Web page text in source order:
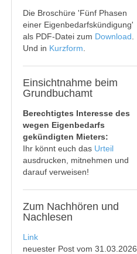
Die Broschüre 'Fünf Phasen
einer Eigenbedarfskündigung'
als PDF-Datei zum Download
Und in Kurzform
Einsichtnahme beim
Grundbuchamt
Berechtigtes Interesse des
wegen Eigenbedarfs
gekündigten Mieters:
Ihr könnt euch das Urteil
ausdrucken, mitnehmen und
darauf verweisen!
Zum Nachhören und
Nachlesen
Link
neuester Post vom 31.03.2026